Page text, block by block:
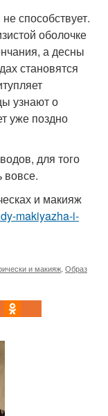
способствует.
оболочке
а десны
становятся
узнают о
уже поздно
для того
вовсе.
и макияж
makiyazha-i-
и макияж Образ